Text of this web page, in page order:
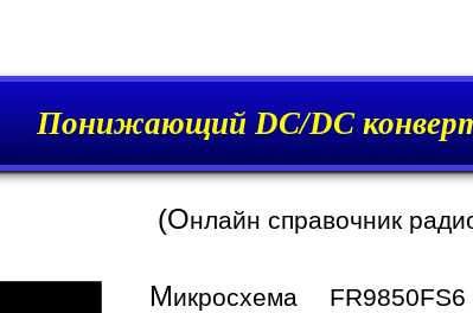
Понижающий DC/DC
(Онлайн справочник
Микросхема